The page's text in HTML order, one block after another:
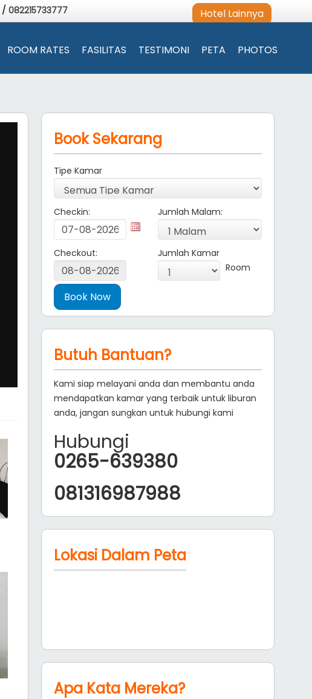
/ 082215733777 Hotel Lainnya
ROOM RATES FASILITAS TESTIMONI PETA PHOTOS
Book Sekarang
Tipe Kamar
Checkin: Jumlah Malam:
Checkout:
Jumlah Kamar
Room
Butuh Bantuan?
Kami siap melayani anda dan membantu anda
mendapatkan kamar yang terbaik untuk liburan
anda, jangan sungkan untuk hubungi kami
Hubungi
0265-639380
081316987988
Lokasi Dalam Peta
Apa Kata Mereka?